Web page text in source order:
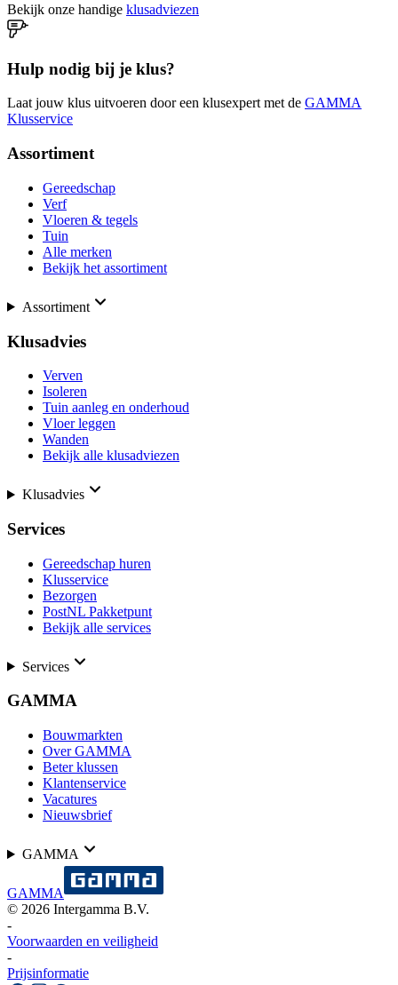
Bekijk onze handige klusadviezen
Hulp nodig bij je klus?
Laat jouw klus uitvoeren door een klusexpert met de GAMMA
Klusservice
Assortiment
Gereedschap
Verf
Vloeren & tegels
Tuin
Alle merken
Bekijk het assortiment
Assortiment
Klusadvies
Verven
Isoleren
Tuin aanleg en onderhoud
Vloer leggen
Wanden
Bekijk alle klusadviezen
Klusadvies
Services
Gereedschap huren
Klusservice
Bezorgen
PostNL Pakketpunt
Bekijk alle services
Services
GAMMA
Bouwmarkten
Over GAMMA
Beter klussen
Klantenservice
Vacatures
Nieuwsbrief
GAMMA
GAMMA
© 2026 Intergamma B.V.
-
Voorwaarden en veiligheid
-
Prijsinformatie